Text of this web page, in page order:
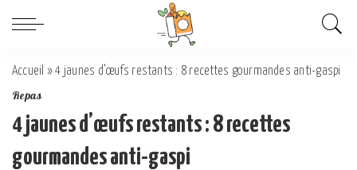
Accueil »4 jaunes d’œufs restants : 8 recettes gourmandes anti-gaspi
Repas
4 jaunes d’œufs restants : 8 recettes
gourmandes anti-gaspi